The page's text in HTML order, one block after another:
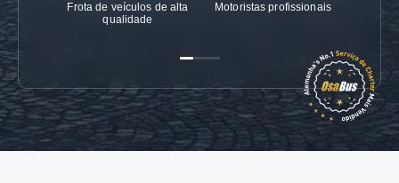
Frota de veículos de alta
qualidade
Motoristas profissionais